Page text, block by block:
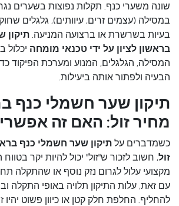
שונה משערי כנף. תקלות נפוצות בשערים
במסילה (עצמים זרים, עיוותים), גלגלים
בעיות בשרשרת או ברצועה המניעה. תיקון
בראשון לציון על ידי טכנאי מומחה יכלול
המסילה, הגלגלים, המנוע ומערכת הפיקוד
הבעיה ולפתור אותה ביעילות.
תיקון שער חשמלי כנף
מחיר זול: האם זה
כשמדברים על תיקון שער חשמלי כנף
זול, חשוב לזכור ש"זול" יכול להיות יקר
מקצועי עלול לגרום נזק נוסף או שהתקלה
עם זאת, עלות התיקון תלויה באופי התקלה
להחליף. החלפת חלק קטן או כיוון פשוט יהיו